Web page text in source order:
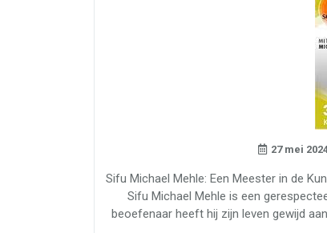
27 mei
Sifu Michael Mehle: Een Meester in de
Sifu Michael Mehle is een
beoefenaar heeft hij zijn leven gewijd